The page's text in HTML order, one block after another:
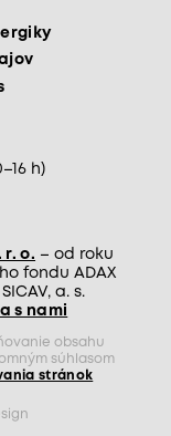
h)
r. o. – od roku
fondu ADAX
a. s.
s nami
obsahu
súhlasom
stránok